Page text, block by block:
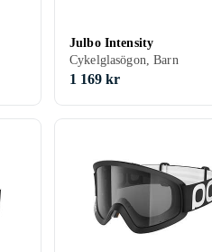
Julbo Intensity
Cykelglasögon, Barn
1 169 kr